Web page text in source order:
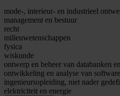
mode-, interieur- en industrieel
management en bestuur
recht
milieuwetenschappen
fysica
wiskunde
ontwerp en beheer van databanken
ontwikkeling en analyse van
ingenieursopleiding, niet nader
elektriciteit en energie